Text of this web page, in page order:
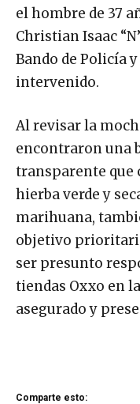
el hombre de 37
Christian Isaac
Bando de Policía
intervenido.
Al revisar la
encontraron una
transparente que
hierba verde y
marihuana,
objetivo
ser presunto
tiendas Oxxo en
asegurado y
Comparte esto: